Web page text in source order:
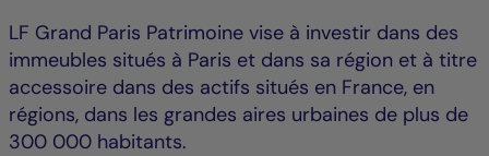
LF Grand Paris Patrimoine vise à investir dans des
immeubles situés à Paris et dans sa région et à titre
accessoire dans des actifs situés en France, en
régions, dans les grandes aires urbaines de plus de
300 000 habitants.